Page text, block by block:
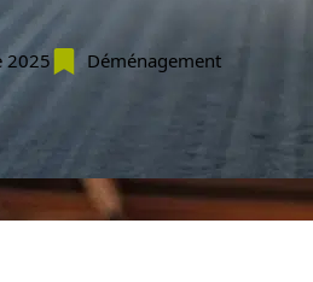
2025 Déménagement